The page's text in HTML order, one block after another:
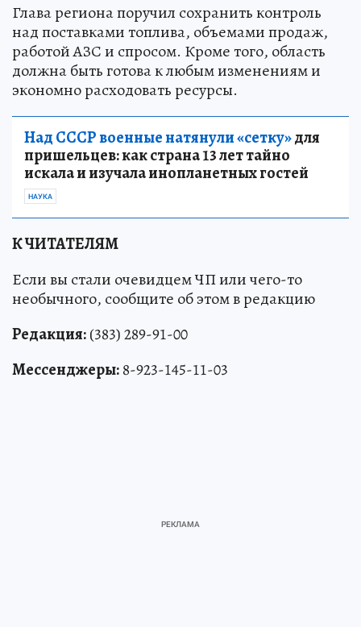
Глава региона поручил сохранить контроль
над поставками топлива, объемами продаж,
работой АЗС и спросом. Кроме того, область
должна быть готова к любым изменениям и
экономно расходовать ресурсы.
Над СССР военные натянули «сетку»для
пришельцев: как страна 13 лет тайно
искала и изучала инопланетных гостей
НАУКА
К ЧИТАТЕЛЯМ
Если вы стали очевидцем ЧП или чего-то
необычного, сообщите об этом в редакцию
Редакция:(383) 289-91-00
Мессенджеры:8-923-145-11-03